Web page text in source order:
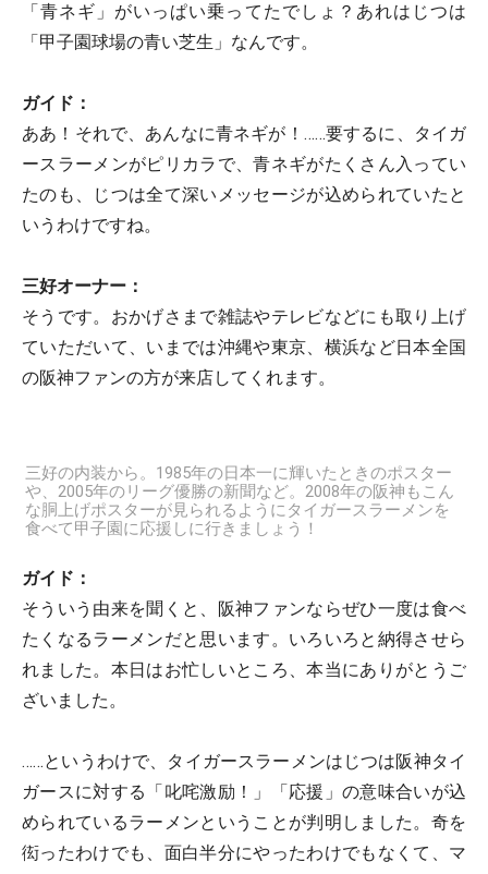
「青ネギ」がいっぱい乗ってたでしょ？あれはじつは
「甲子園球場の青い芝生」なんです。
ガイド：
ああ！それで、あんなに青ネギが！……要するに、タイガ
ースラーメンがピリカラで、青ネギがたくさん入ってい
たのも、じつは全て深いメッセージが込められていたと
いうわけですね。
三好オーナー：
そうです。おかげさまで雑誌やテレビなどにも取り上げ
ていただいて、いまでは沖縄や東京、横浜など日本全国
の阪神ファンの方が来店してくれます。
三好の内装から。1985年の日本一に輝いたときのポスター
や、2005年のリーグ優勝の新聞など。2008年の阪神もこん
な胴上げポスターが見られるようにタイガースラーメンを
食べて甲子園に応援しに行きましょう！
ガイド：
そういう由来を聞くと、阪神ファンならぜひ一度は食べ
たくなるラーメンだと思います。いろいろと納得させら
れました。本日はお忙しいところ、本当にありがとうご
ざいました。
……というわけで、タイガースラーメンはじつは阪神タイ
ガースに対する「叱咤激励！」「応援」の意味合いが込
められているラーメンということが判明しました。奇を
衒ったわけでも、面白半分にやったわけでもなくて、マ